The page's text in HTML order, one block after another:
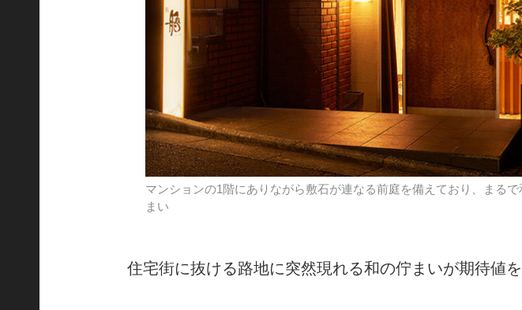
マンションの1階にありながら敷石が連なる前庭を備えており、まる
まい
住宅街に抜ける路地に突然現れる和の佇まいが期待値